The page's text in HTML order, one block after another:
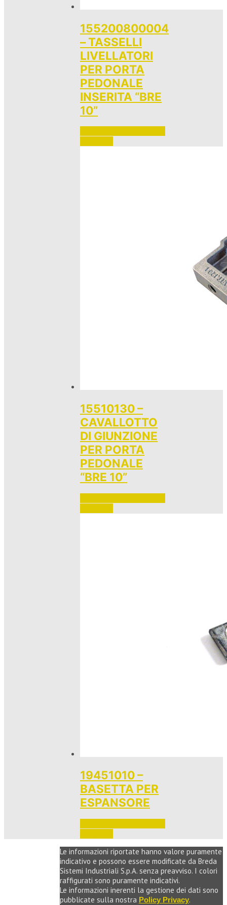
155200800004
– TASSELLI
LIVELLATORI
PER PORTA
PEDONALE
INSERITA “BRE
10”
15510130 –
CAVALLOTTO
DI GIUNZIONE
PER PORTA
PEDONALE
“BRE 10”
19451010 –
BASETTA PER
ESPANSORE
Le informazioni riportate hanno valore puramente
indicativo e possono essere modificate da Breda
Sistemi Industriali S.p.A. senza preavviso. I colori
raffigurati sono puramente indicativi.
Le informazioni inerenti la gestione dei dati sono
pubblicate sulla nostra Policy Privacy.